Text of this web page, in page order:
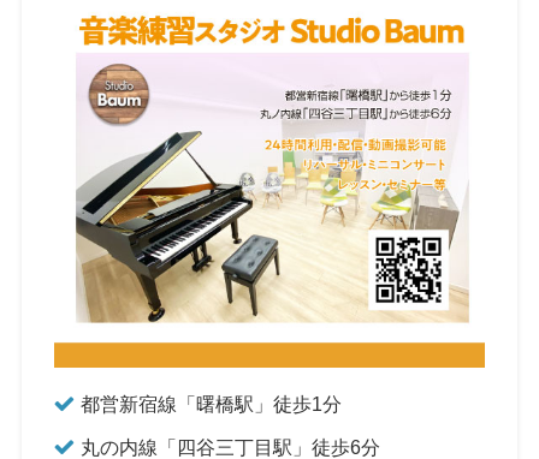
都営新宿線「曙橋駅」徒歩1分
丸の内線「四谷三丁目駅」徒歩6分